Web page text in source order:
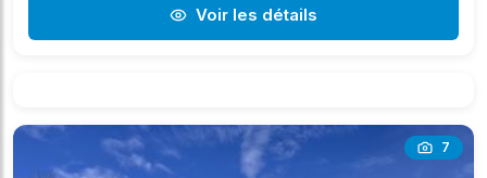
Voir les détails
7